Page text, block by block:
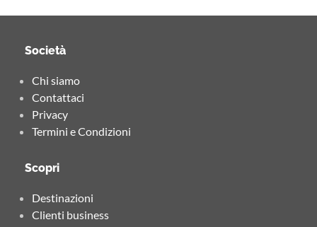
Società
Chi siamo
Contattaci
Privacy
Termini e Condizioni
Scopri
Destinazioni
Clienti business